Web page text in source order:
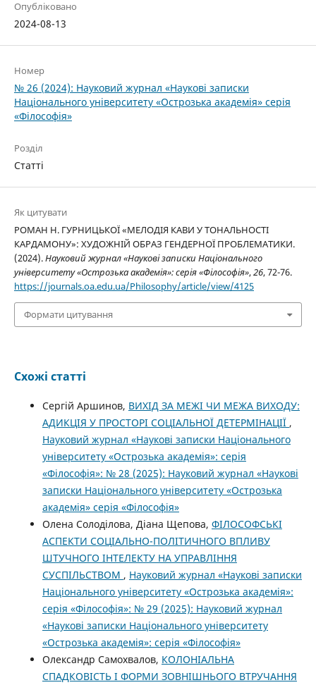
Опубліковано
2024-08-13
Номер
№ 26 (2024): Науковий журнал «Наукові записки
Національного університету «Острозька академія» серія
«Філософія»
Розділ
Статті
Як цитувати
РОМАН Н. ГУРНИЦЬКОЇ «МЕЛОДІЯ КАВИ У ТОНАЛЬНОСТІ
КАРДАМОНУ»: ХУДОЖНІЙ ОБРАЗ ГЕНДЕРНОЇ ПРОБЛЕМАТИКИ.
(2024).Науковий журнал «Наукові записки Національного
університету «Острозька академія»: серія «Філософія»,26, 72-76.
https://journals.oa.edu.ua/Philosophy/article/view/4125
Формати цитування
Схожі статті
Сергій Аршинов, ВИХІД ЗА МЕЖІ ЧИ МЕЖА ВИХОДУ:
АДИКЦІЯ У ПРОСТОРІ СОЦІАЛЬНОЇ ДЕТЕРМІНАЦІЇ ,
Науковий журнал «Наукові записки Національного
університету «Острозька академія»: серія
«Філософія»: № 28 (2025): Науковий журнал «Наукові
записки Національного університету «Острозька
академія» серія «Філософія»
Олена Солоділова, Діана Щепова, ФІЛОСОФСЬКІ
АСПЕКТИ СОЦІАЛЬНО-ПОЛІТИЧНОГО ВПЛИВУ
ШТУЧНОГО ІНТЕЛЕКТУ НА УПРАВЛІННЯ
СУСПІЛЬСТВОМ , Науковий журнал «Наукові записки
Національного університету «Острозька академія»:
серія «Філософія»: № 29 (2025): Науковий журнал
«Наукові записки Національного університету
«Острозька академія»: серія «Філософія»
Олександр Самохвалов, КОЛОНІАЛЬНА
СПАДКОВІСТЬ І ФОРМИ ЗОВНІШНЬОГО ВТРУЧАННЯ